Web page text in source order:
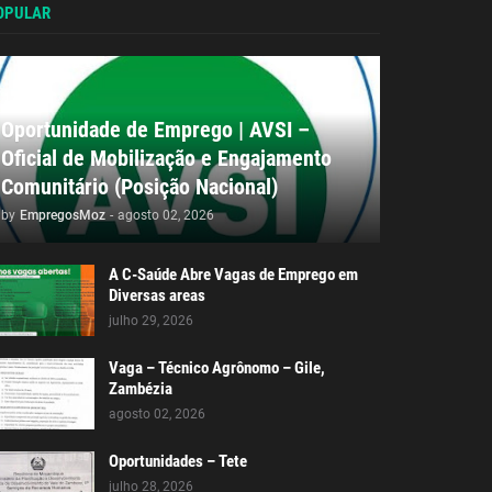
Oportunidade de Emprego | AVSI –
Oficial de Mobilização e Engajamento
Comunitário (Posição Nacional)
by EmpregosMoz - agosto 02, 2026
A C-Saúde Abre Vagas de Emprego em
Diversas areas
julho 29, 2026
Vaga – Técnico Agrônomo – Gile,
Zambézia
agosto 02, 2026
Oportunidades – Tete
julho 28, 2026